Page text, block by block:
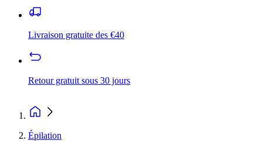
Livraison gratuite des €40
Retour gratuit sous 30 jours
Épilation